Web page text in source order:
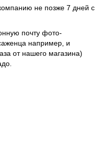
не позже 7 дней с
почту фото-
например, и
от нашего магазина)